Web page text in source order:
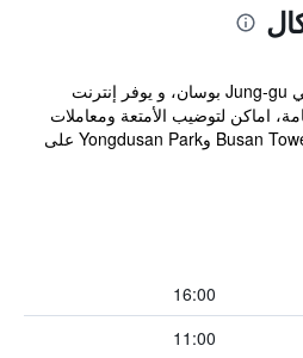
يقع نزل الطلاب والشباب هذا في Jung-gu بوسان، و يوفر إنترنت
اماكن لتوضيب الأمتعة ومعاملات
فورية للحجز والمغادرة. أيضاً Busan Tower وYongdusan Park على
16:00
11:00